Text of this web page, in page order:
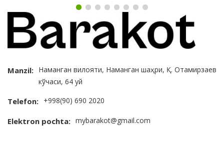
Manzil: Наманган вилояти, Наманган шаҳри, Қ. Отамирзаев
кўчаси, 64 уй
Telefon: +998(90) 690 2020
Elektron pochta: mybarakot@gmail.com